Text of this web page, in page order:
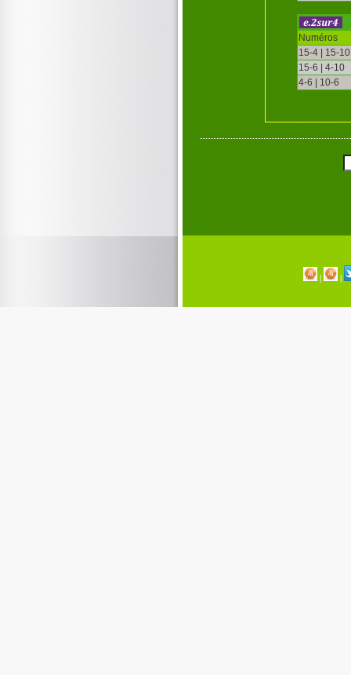
Numéros
15-4 | 15-10
15-6 | 4-10
4-6 | 10-6
| |